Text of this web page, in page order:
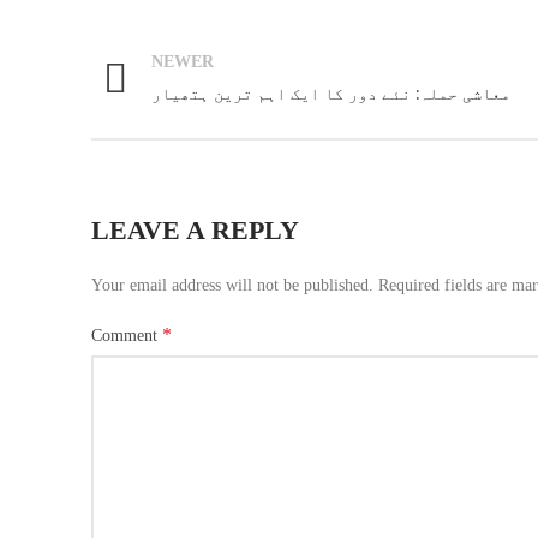
NEWER
معاشی حملہ: نئے دور کا ایک اہم ترین ہتھیار
LEAVE A REPLY
Your email address will not be published. Required fields are
Comment *